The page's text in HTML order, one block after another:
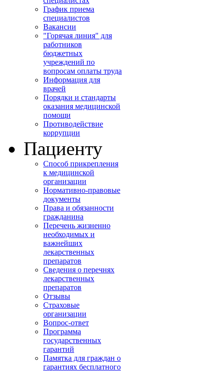
График приема
специалистов
Вакансии
"Горячая линия" для
работников
бюджетных
учреждений по
вопросам оплаты труда
Информация для
врачей
Порядки и стандарты
оказания медицинской
помощи
Противодействие
коррупции
Пациенту
Способ прикрепления
к медицинской
организации
Нормативно-правовые
документы
Права и обязанности
гражданина
Перечень жизненно
необходимых и
важнейших
лекарственных
препаратов
Сведения о перечнях
лекарственных
препаратов
Отзывы
Страховые
организации
Вопрос-ответ
Программа
государственных
гарантий
Памятка для граждан о
гарантиях бесплатного